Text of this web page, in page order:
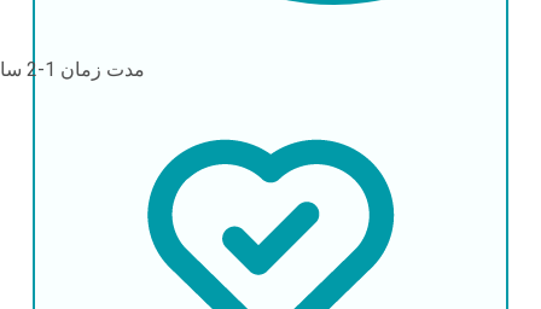
مدت زمان 1-2 ساعت